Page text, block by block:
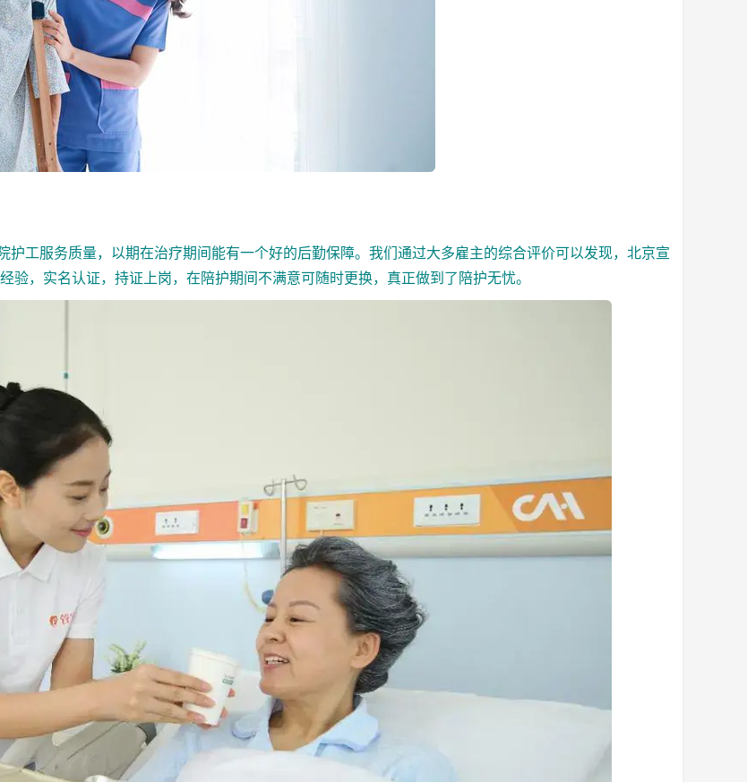
服务质量，以期在治疗期间能有一个好的后勤保障。我们通过大多雇主的综合评价可以发现，北京宣
，实名认证，持证上岗，在陪护期间不满意可随时更换，真正做到了陪护无忧。